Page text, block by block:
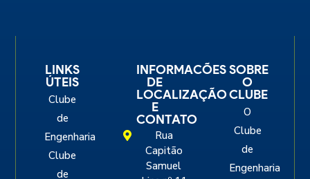
LINKS
ÚTEIS
Clube
de
Engenharia
Clube
de
INFORMACÕES
DE
LOCALIZAÇÃO
E
CONTATO
Rua
Capitão
Samuel
SOBRE
O
CLUBE
O
Clube
de
Engenharia